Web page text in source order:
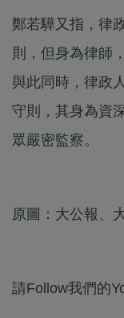
鄭若驊又指，律
則，但身為律師
與此同時，律政
守則，其身為資
眾嚴密監察。
原圖：大公報、
請Follow我們的